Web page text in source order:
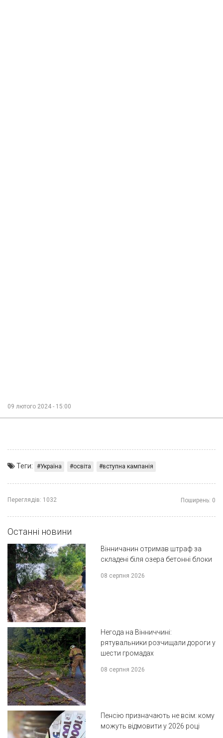
09 лютого 2024 - 15:00
Теги: Україна освіта вступна кампанія
Переглядів: 1032 Поширень: 0
Останні новини
Вінничанин отримав штраф за
складені біля озера бетонні блоки
08 серпня 2026
Негода на Вінниччині:
рятувальники розчищали дороги у
шести громадах
08 серпня 2026
Пенсію призначають не всім: кому
можуть відмовити у 2026 році